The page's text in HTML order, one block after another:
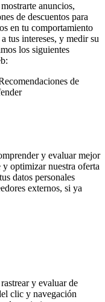
anuncios,
de descuentos para
en tu comportamiento
tus intereses, y medir su
los siguientes
de
y evaluar mejor
optimizar nuestra oferta
datos personales
externos, si ya
y evaluar de
clic y navegación